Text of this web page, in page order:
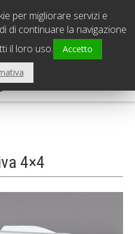
0495798239
4×4
per migliorare servizi e
di continuare la navigazione
il loro uso.
Accetto